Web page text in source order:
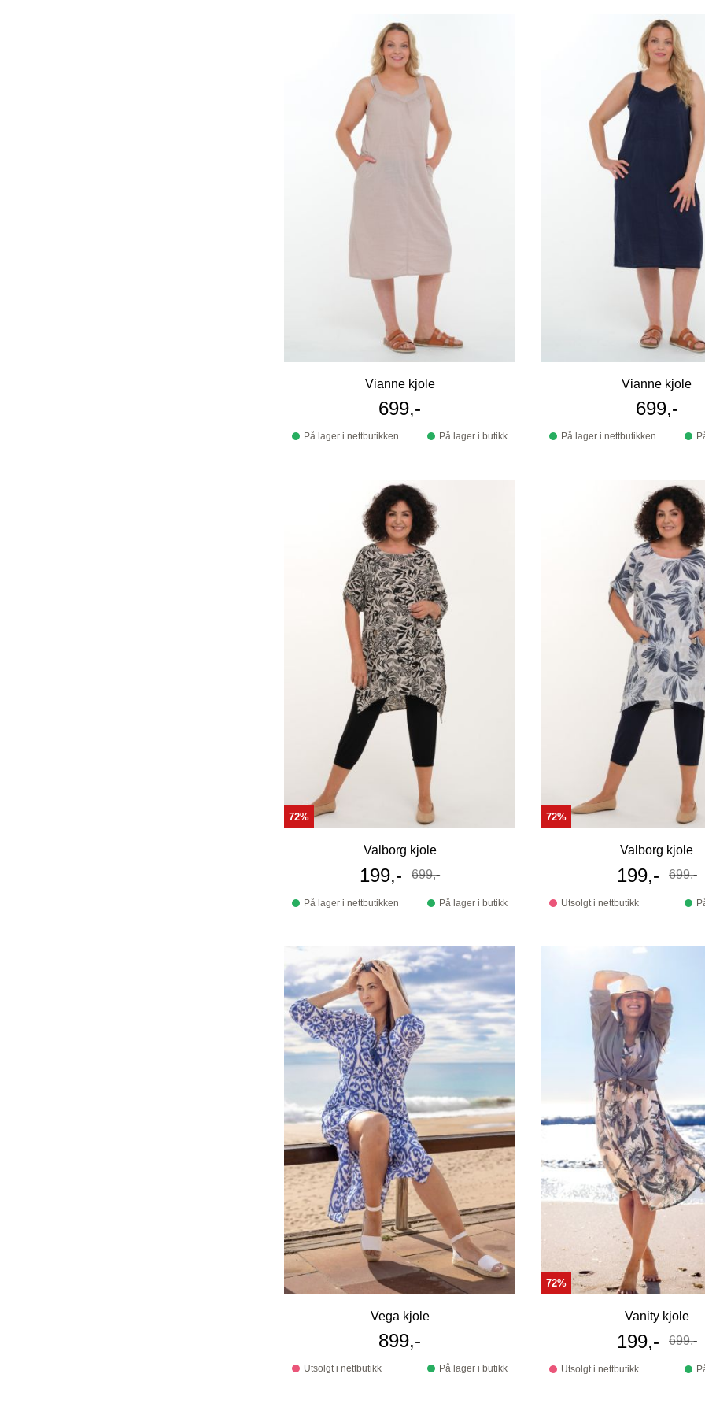
Vianne kjole
699,-
På lager i nettbutikken På lager i butikk
Vianne kjole
699,-
På lager i nettbutikken
72%
Valborg kjole
Tilbudspris
199,- Før
699,-
På lager i nettbutikken På lager i butikk
72%
Valborg kjole
Tilbudspris
199,- Før
699,-
Utsolgt i nettbutikk
Vega kjole
899,-
Utsolgt i nettbutikk På lager i butikk
72%
Vanity kjole
Tilbudspris
199,- Før
699,-
Utsolgt i nettbutikk